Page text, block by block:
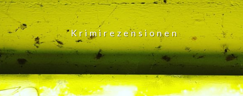
Krimirezensionen